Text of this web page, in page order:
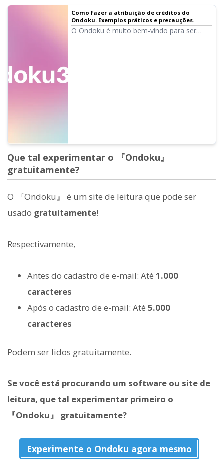
Como fazer a atribuição de créditos do
Ondoku. Exemplos práticos e precauções.
O Ondoku é muito bem-vindo para ser
Que tal experimentar o 『Ondoku』
gratuitamente?
O 『Ondoku』 é um site de leitura que pode ser
usado gratuitamente!
Respectivamente,
Antes do cadastro de e-mail: Até 1.000
caracteres
Após o cadastro de e-mail: Até 5.000
caracteres
Podem ser lidos gratuitamente.
Se você está procurando um software ou site de
leitura, que tal experimentar primeiro o
『Ondoku』 gratuitamente?
Experimente o Ondoku agora mesmo